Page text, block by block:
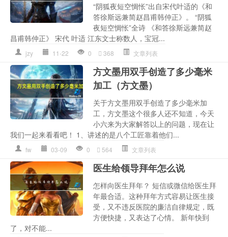
“阴狐夜短空惆怅”出自宋代叶适的《和
答徐斯远兼简赵昌甫韩仲正》。 “阴狐
夜短空惆怅”全诗 《和答徐斯远兼简赵
昌甫韩仲正》 宋代 叶适 江东文士称数人，宝冠...
jzy 11-22 0 368 文章列表
方文墨用双手创造了多少毫米
加工（方文墨）
关于方文墨用双手创造了多少毫米加
工，方文墨这个很多人还不知道，今天
小六来为大家解答以上的问题，现在让
我们一起来看看吧！ 1、讲述的是八个工匠靠着他们...
fw 03-09 0 564 文章列表
医生给领导拜年怎么说
怎样向医生拜年？ 短信或微信给医生拜
年最合适。这种拜年方式容易让医生接
受，又不违反医院的廉洁自律规定，既
方便快捷，又表达了心情。 新年快到
了，对不能...